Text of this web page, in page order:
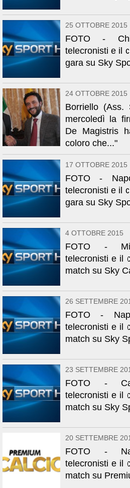
25 OTTOBRE 2015
FOTO -
telecronisti e il
gara su Sky
24 OTTOBRE 2015
Borriello (Ass.
mercoledì la
De Magistris
coloro che..."
17 OTTOBRE 2015
FOTO -
telecronisti e il
gara su Sky
4 OTTOBRE 2015
FOTO -
telecronisti e il
match su Sky
26 SETTEMBRE
FOTO -
telecronisti e il
match su Sky
23 SETTEMBRE
FOTO -
telecronisti e il
match su Sky
20 SETTEMBRE
FOTO -
telecronisti e il
match su